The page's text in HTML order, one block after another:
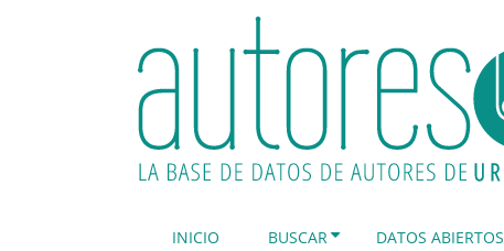
INICIO BUSCAR DATOS ABIERTOS